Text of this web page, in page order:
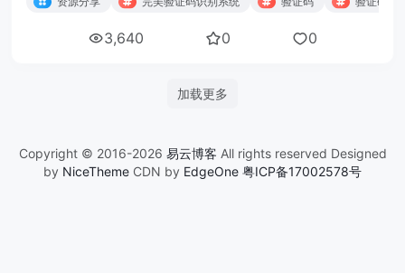
3,640 0 0
加载更多
Copyright © 2016-2026 易云博客 All rights reserved Designed
by NiceTheme CDN by EdgeOne 粤ICP备17002578号